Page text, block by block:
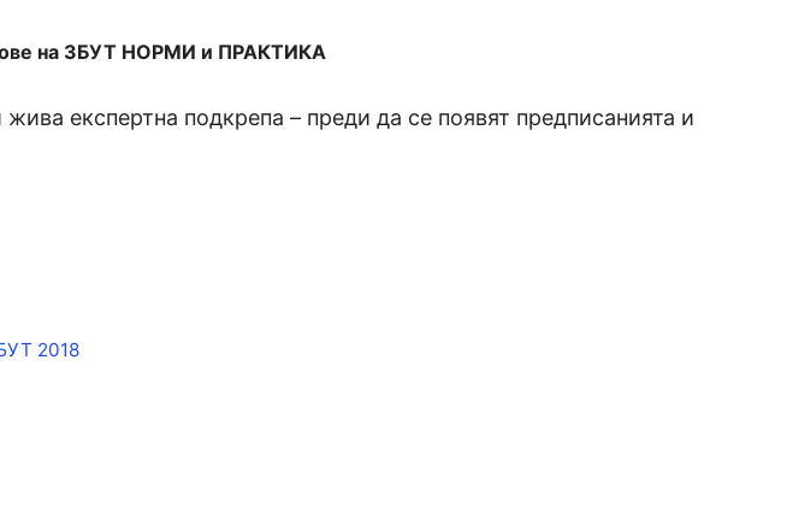
на ЗБУТ НОРМИ и ПРАКТИКА
експертна подкрепа – преди да се появят предписанията и
2018